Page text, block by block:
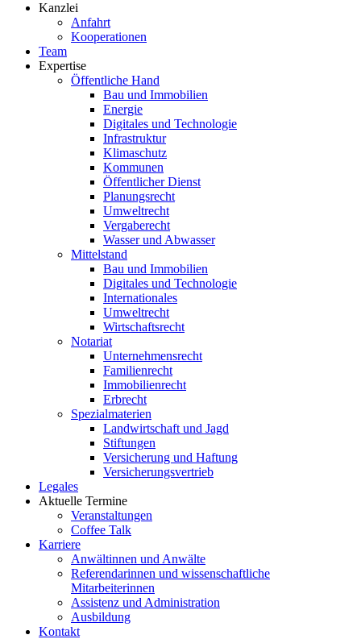
Kanzlei
Anfahrt
Kooperationen
Team
Expertise
Öffentliche Hand
Bau und Immobilien
Energie
Digitales und Technologie
Infrastruktur
Klimaschutz
Kommunen
Öffentlicher Dienst
Planungsrecht
Umweltrecht
Vergaberecht
Wasser und Abwasser
Mittelstand
Bau und Immobilien
Digitales und Technologie
Internationales
Umweltrecht
Wirtschaftsrecht
Notariat
Unternehmensrecht
Familienrecht
Immobilienrecht
Erbrecht
Spezialmaterien
Landwirtschaft und Jagd
Stiftungen
Versicherung und Haftung
Versicherungsvertrieb
Legales
Aktuelle Termine
Veranstaltungen
Coffee Talk
Karriere
Anwältinnen und Anwälte
Referendarinnen und wissenschaftliche
Mitarbeiterinnen
Assistenz und Administration
Ausbildung
Kontakt